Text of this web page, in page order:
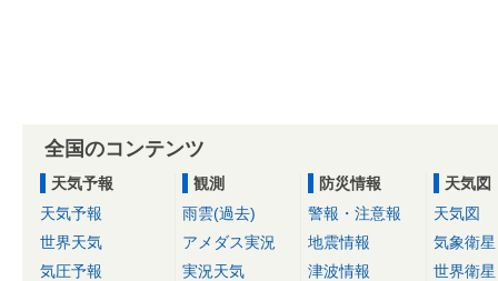
全国のコンテンツ
天気予報
天気予報
世界天気
気圧予報
観測
雨雲(過去)
アメダス実況
実況天気
防災情報
警報・注意報
地震情報
津波情報
天気図
天気図
気象衛星
世界衛星